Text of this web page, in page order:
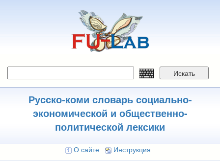
Искать
Русско-коми словарь социально-
экономической и общественно-
политической лексики
О сайте Инструкция